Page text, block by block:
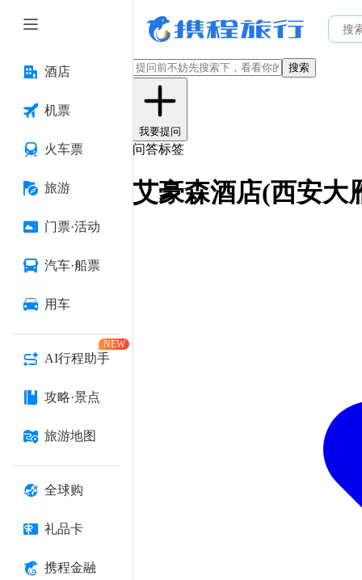
酒店
机票
火车票
旅游
门票·活动
汽车·船票
用车
AI行程助手
NEW
攻略·景点
旅游地图
全球购
礼品卡
携程金融
搜索
我要提问
问答标签
艾豪森酒店(西安大